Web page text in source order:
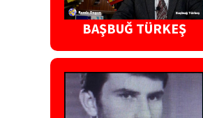
BAŞBUĞ TÜRKEŞ